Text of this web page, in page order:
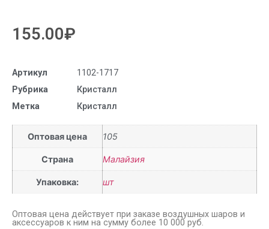
155.00₽
Артикул
1102-1717
Рубрика
Кристалл
Метка
Кристалл
Оптовая цена 105
Страна Малайзия
Упаковка: шт
Оптовая цена действует при заказе воздушных шаров и
аксессуаров к ним на сумму более 10 000 руб.